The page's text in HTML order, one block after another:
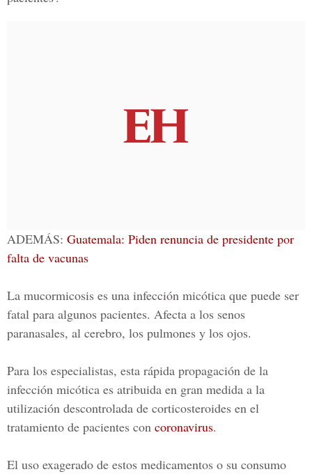
ADEMÁS: Guatemala: Piden renuncia de presidente por
falta de vacunas
La mucormicosis es una infección micótica que puede ser
fatal para algunos pacientes. Afecta a los senos
paranasales, al cerebro, los pulmones y los ojos.
Para los especialistas, esta rápida propagación de la
infección micótica es atribuida en gran medida a la
utilización descontrolada de corticosteroides en el
tratamiento de pacientes con coronavirus.
El uso exagerado de estos medicamentos o su consumo